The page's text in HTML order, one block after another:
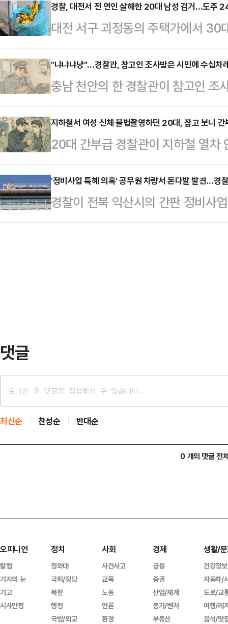
광진경찰서는 공공장소에서 미성
조사 중이다.A씨는 지난 24일 새벽
미성년자를 성폭행한 혐의(미성년
CCTV로 영상 순찰을 하던 공무원
관제센터로부터 해당 내용을 공유
다.경찰은 피해자가 …
경찰, 대전서 전 연인 살해한 20대 남성 검거…도주
대전 서구 괴정동의 주택가에서 30
24시간여 만에 경찰에 붙잡혔다
인 혐의로 A(20대)씨를 대전 중구
낮 12시8분쯤 대전 서구 괴정동 주
기를 휘둘러 살해한 혐의를 받는다.
신고했고 B씨는 병원으로 옮겨졌
득한 유기물을 토대로 이들이 헤어
날 B씨 주거…
"냐냐냐냥"…경찰관, 참고인 조사받은 시민에 수십차
충남 천안의 한 경찰관이 참고인 조
민에게 수십차례 장난 전화를 건
경찰에 따르면 충남 천안서북경찰
하고 감찰 조사 중이다.A경위는 지
화로 시민 B씨에게 스무차례 장난
B씨에게 전화를 걸어 "냐냐냐냐 냐
내뱉고 일방적으로 전화를 끊는 행
가 걸려 온 …
지하철서 여성 신체 불법촬영하던 20대, 잡고 보니 간
20대 간부급 경찰관이 지하철 열차
촬영하다 현장에서 붙잡혔다.29일
는 성폭력범죄의 처벌 등에 관한 특
기 성남 모 경찰서 소속 20대 A경
일 오후 11시쯤 수서역 부근을 달리
'정비사업 특혜 의혹' 공무원 차량서 돈다발 발견…경
경찰이 전북 익산시의 간판 정비사
가운데 그의 차에서 돈다발이 나와
댓글
최신순 찬성순 반대순
0 개의 댓글 전
오피니언
칼럼
기자의 눈
기고
시사만평
정치
청와대
국회/정당
북한
행정
국방/외교
사회
사건사고
교육
노동
언론
환경
경제
금융
증권
산업/재계
중기/벤처
부동산
생활/
건강정보
자동차/
도로/교
여행/레
음식/맛